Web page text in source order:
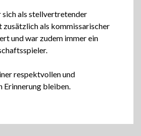
sich als stellvertretender
als kommissarischer
und war zudem immer ein
respektvollen und
Erinnerung bleiben.